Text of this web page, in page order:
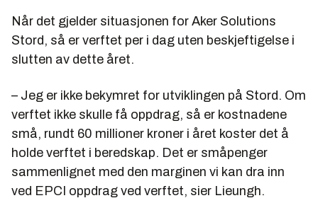
Når det gjelder situasjonen for Aker Solutions
Stord, så er verftet per i dag uten beskjeftigelse i
slutten av dette året.
– Jeg er ikke bekymret for utviklingen på Stord. Om
verftet ikke skulle få oppdrag, så er kostnadene
små, rundt 60 millioner kroner i året koster det å
holde verftet i beredskap. Det er småpenger
sammenlignet med den marginen vi kan dra inn
ved EPCI oppdrag ved verftet, sier Lieungh.